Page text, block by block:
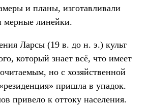
и планы, изготавливали
мерные линейки.
Ларсы (19 в. до н. э.) культ
который знает всё, что имеет
но с хозяйственной
пришла в упадок.
привело к оттоку населения.